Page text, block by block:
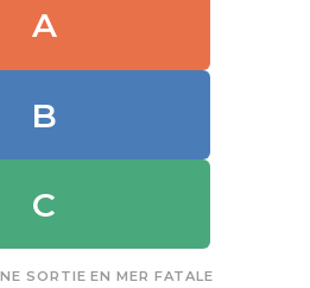
A
B
C
SORTIE EN MER FATALE